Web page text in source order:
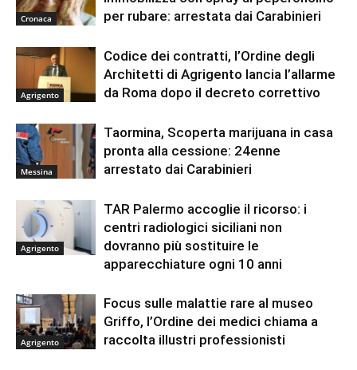
Cronaca
per rubare: arrestata dai Carabinieri
Agrigento
Codice dei contratti, l’Ordine degli
Architetti di Agrigento lancia l’allarme
da Roma dopo il decreto correttivo
Messina
Taormina, Scoperta marijuana in casa
pronta alla cessione: 24enne
arrestato dai Carabinieri
Agrigento
TAR Palermo accoglie il ricorso: i
centri radiologici siciliani non
dovranno più sostituire le
apparecchiature ogni 10 anni
Agrigento
Focus sulle malattie rare al museo
Griffo, l’Ordine dei medici chiama a
raccolta illustri professionisti